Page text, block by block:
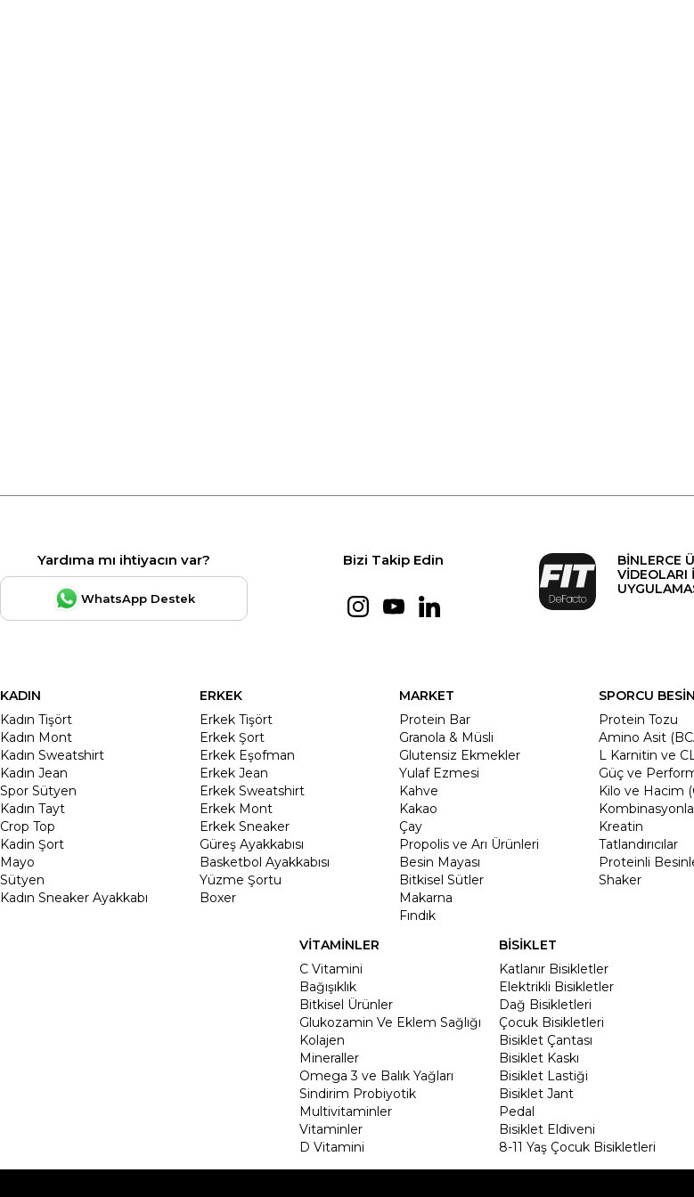
Yardıma mı ihtiyacın var?
WhatsApp Destek
Bizi Takip Edin
BİNLERCE
VİDEOLARI
KADIN
Kadın Tişört
Kadın Mont
Kadın Sweatshirt
Kadın Jean
Spor Sütyen
Kadın Tayt
Crop Top
Kadin Şort
Mayo
Sütyen
Kadın Sneaker Ayakkabı
ERKEK
Erkek Tişört
Erkek Şort
Erkek Eşofman
Erkek Jean
Erkek Sweatshirt
Erkek Mont
Erkek Sneaker
Güreş Ayakkabısı
Basketbol Ayakkabısı
Yüzme Şortu
Boxer
MARKET
Protein Bar
Granola & Müsli
Glutensiz Ekmekler
Yulaf Ezmesi
Kahve
Kakao
Çay
Propolis ve Arı Ürünleri
Besin Mayası
Bitkisel Sütler
Makarna
Fındık
SPORCU
Protein Tozu
Amino Asit
L Karnitin ve
Güç ve
Kilo ve Hacim
Kreatin
Tatlandırıcılar
Proteinli
Shaker
VİTAMİNLER
C Vitamini
Bağışıklık
Bitkisel Ürünler
Glukozamin Ve Eklem Sağlığı
Kolajen
Mineraller
Omega 3 ve Balık Yağları
Sindirim Probiyotik
Multivitaminler
Vitaminler
D Vitamini
BİSİKLET
Katlanır Bisikletler
Elektrikli Bisikletler
Dağ Bisikletleri
Çocuk Bisikletleri
Bisiklet Çantası
Bisiklet Kaskı
Bisiklet Lastiği
Bisiklet Jant
Pedal
Bisiklet Eldiveni
8-11 Yaş Çocuk Bisikletleri